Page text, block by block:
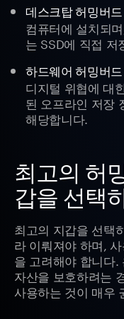
데스크탑 허밍버
컴퓨터에 설치되
는 SSD에 직접 저
하드웨어 허밍버
디지털 위협에 대
된 오프라인 저장
해당합니다.
최고의 허
갑을 선택
최고의 지갑을 선택
라 이뤄져야 하며,
을 고려해야 합니다
자산을 보호하려는
사용하는 것이 매우